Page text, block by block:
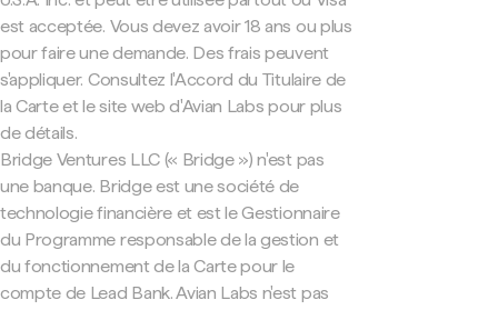
est acceptée. Vous devez avoir 18 ans ou plus
pour faire une demande. Des frais peuvent
s'appliquer. Consultez l'Accord du Titulaire de
la Carte et le site web d'Avian Labs pour plus
de détails.
Bridge Ventures LLC (« Bridge ») n'est pas
une banque. Bridge est une société de
technologie financière et est le Gestionnaire
du Programme responsable de la gestion et
du fonctionnement de la Carte pour le
compte de Lead Bank. Avian Labs n'est pas